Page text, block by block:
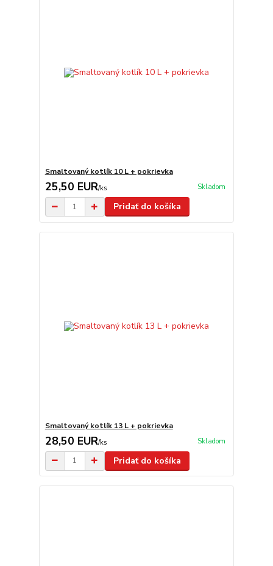
Smaltovaný kotlík 10 L + pokrievka
25,50 EUR/ks Skladom
Pridať do košíka
Smaltovaný kotlík 13 L + pokrievka
28,50 EUR/ks Skladom
Pridať do košíka